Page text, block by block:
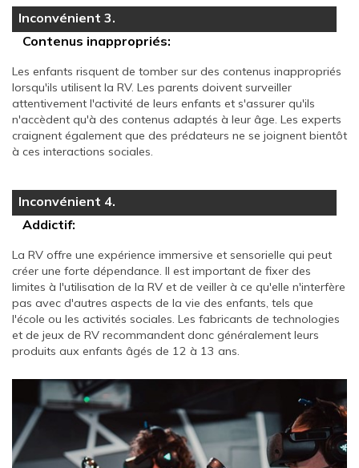
Inconvénient 3.
Contenus inappropriés:
Les enfants risquent de tomber sur des contenus inappropriés
lorsqu'ils utilisent la RV. Les parents doivent surveiller
attentivement l'activité de leurs enfants et s'assurer qu'ils
n'accèdent qu'à des contenus adaptés à leur âge. Les experts
craignent également que des prédateurs ne se joignent bientôt
à ces interactions sociales.
Inconvénient 4.
Addictif:
La RV offre une expérience immersive et sensorielle qui peut
créer une forte dépendance. Il est important de fixer des
limites à l'utilisation de la RV et de veiller à ce qu'elle n'interfère
pas avec d'autres aspects de la vie des enfants, tels que
l'école ou les activités sociales. Les fabricants de technologies
et de jeux de RV recommandent donc généralement leurs
produits aux enfants âgés de 12 à 13 ans.